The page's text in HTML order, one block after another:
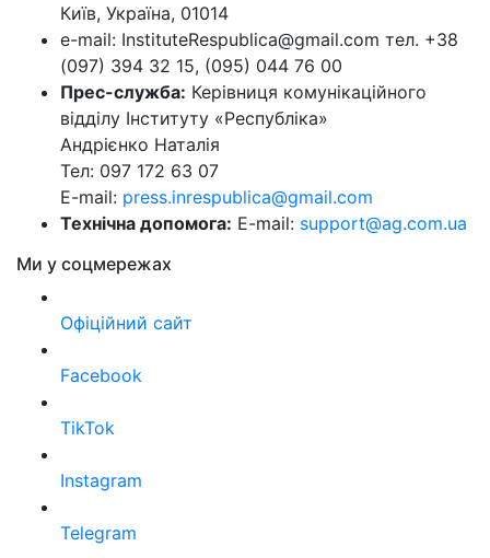
Київ, Україна, 01014
e-mail: InstituteRespublica@gmail.com тел. +38
(097) 394 32 15, (095) 044 76 00
Прес-служба: Керівниця комунікаційного
відділу Інституту «Республіка»
Андрієнко Наталія
Тел: 097 172 63 07
E-mail: press.inrespublica@gmail.com
Технічна допомога: E-mail: support@ag.com.ua
Ми у соцмережах
Офіційний сайт
Facebook
TikTok
Instagram
Telegram